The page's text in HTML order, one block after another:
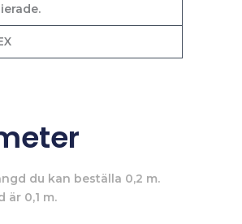
du kan beställa 0,2 m.
är 0,1 m.